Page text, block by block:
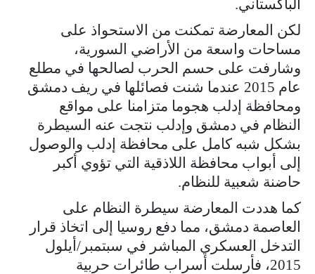
الباكستاني.
لكن المعارضة تمكنت من الاستحواذ على
مساحات واسعة من الأراضي السورية،
وشارفت على حسم الحرب لصالحها في مطلع
عام 2015 عندما شنت فصائلها في ريف دمشق
ومحافظة إدلب هجوما متزامنا على مواقع
النظام في دمشق وإدلب نتجت عنه السيطرة
بشكل شبه كامل على محافظة إدلب والوصول
إلى أبواب محافظة اللاذقية التي تؤوي أكبر
حاضنة شعبية للنظام.
كما هددت المعارضة سيطرة النظام على
العاصمة دمشق، مما دفع روسيا إلى اتخاذ قرار
التدخل العسكري المباشر في سبتمبر/أيلول
2015، فأرسلت أسراب طائرات حربية